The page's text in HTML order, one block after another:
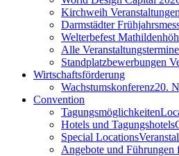
Kirchweih Veranstaltungen
Darmstädter
Welterbefest
Alle Veranstaltungstermine
Standplatzbewerbungen
Wirtschaftsförderung
Wachstumskonferenz20.
Convention
Tagungsmöglichkeiten
Hotels und Tagungshotels
Special Locations
Angebote und Führungen